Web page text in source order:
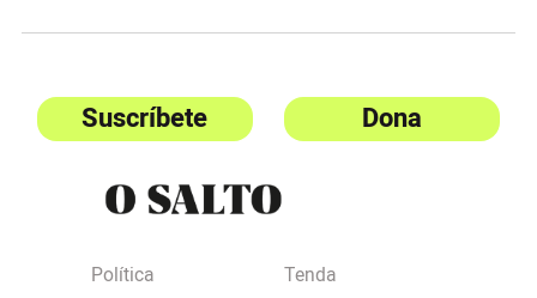
Suscríbete Dona
Política
Tenda